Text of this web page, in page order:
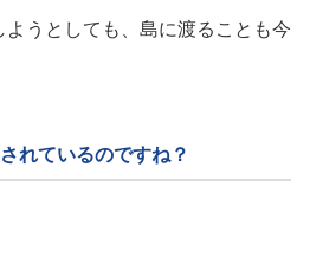
うとしても、島に渡ることも今
れているのですね？